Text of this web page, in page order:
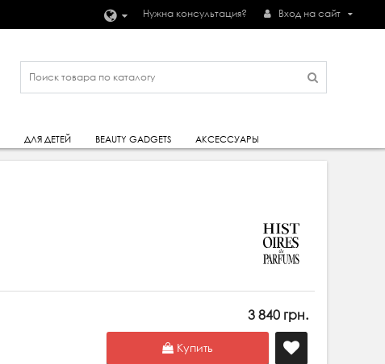
Нужна консультация? Вход на сайт
ДЛЯ ДЕТЕЙ BEAUTY GADGETS АКСЕССУАРЫ
3 840 грн.
Купить